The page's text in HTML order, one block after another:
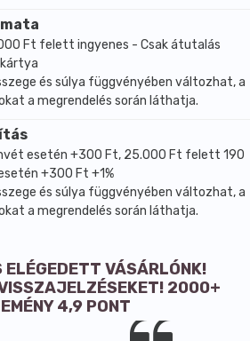
Ft felett ingyenes - Csak átutalás
és súlya függvényében változhat, a
a megrendelés során láthatja.
esetén +300 Ft, 25.000 Ft felett 190
+300 Ft +1%
és súlya függvényében változhat, a
a megrendelés során láthatja.
ELÉGEDETT VÁSÁRLÓNK!
2000+
4,9 PONT